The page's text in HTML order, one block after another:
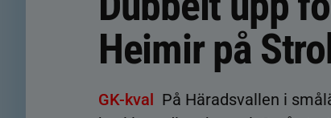
Heimir på
GK-kval På Häradsvallen i